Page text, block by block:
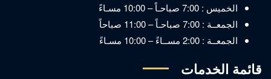
الخميس : 7:00 صباحـاً – 10:00 مسـاءً
الجمعــة : 7:00 صباحـاً – 11:00 صباحاً
الجمعــة : 2:00 مســاءً – 10:00 مسـاءً
قائمة الخدمات